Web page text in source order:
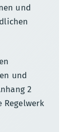
und
und
2
Regelwerk